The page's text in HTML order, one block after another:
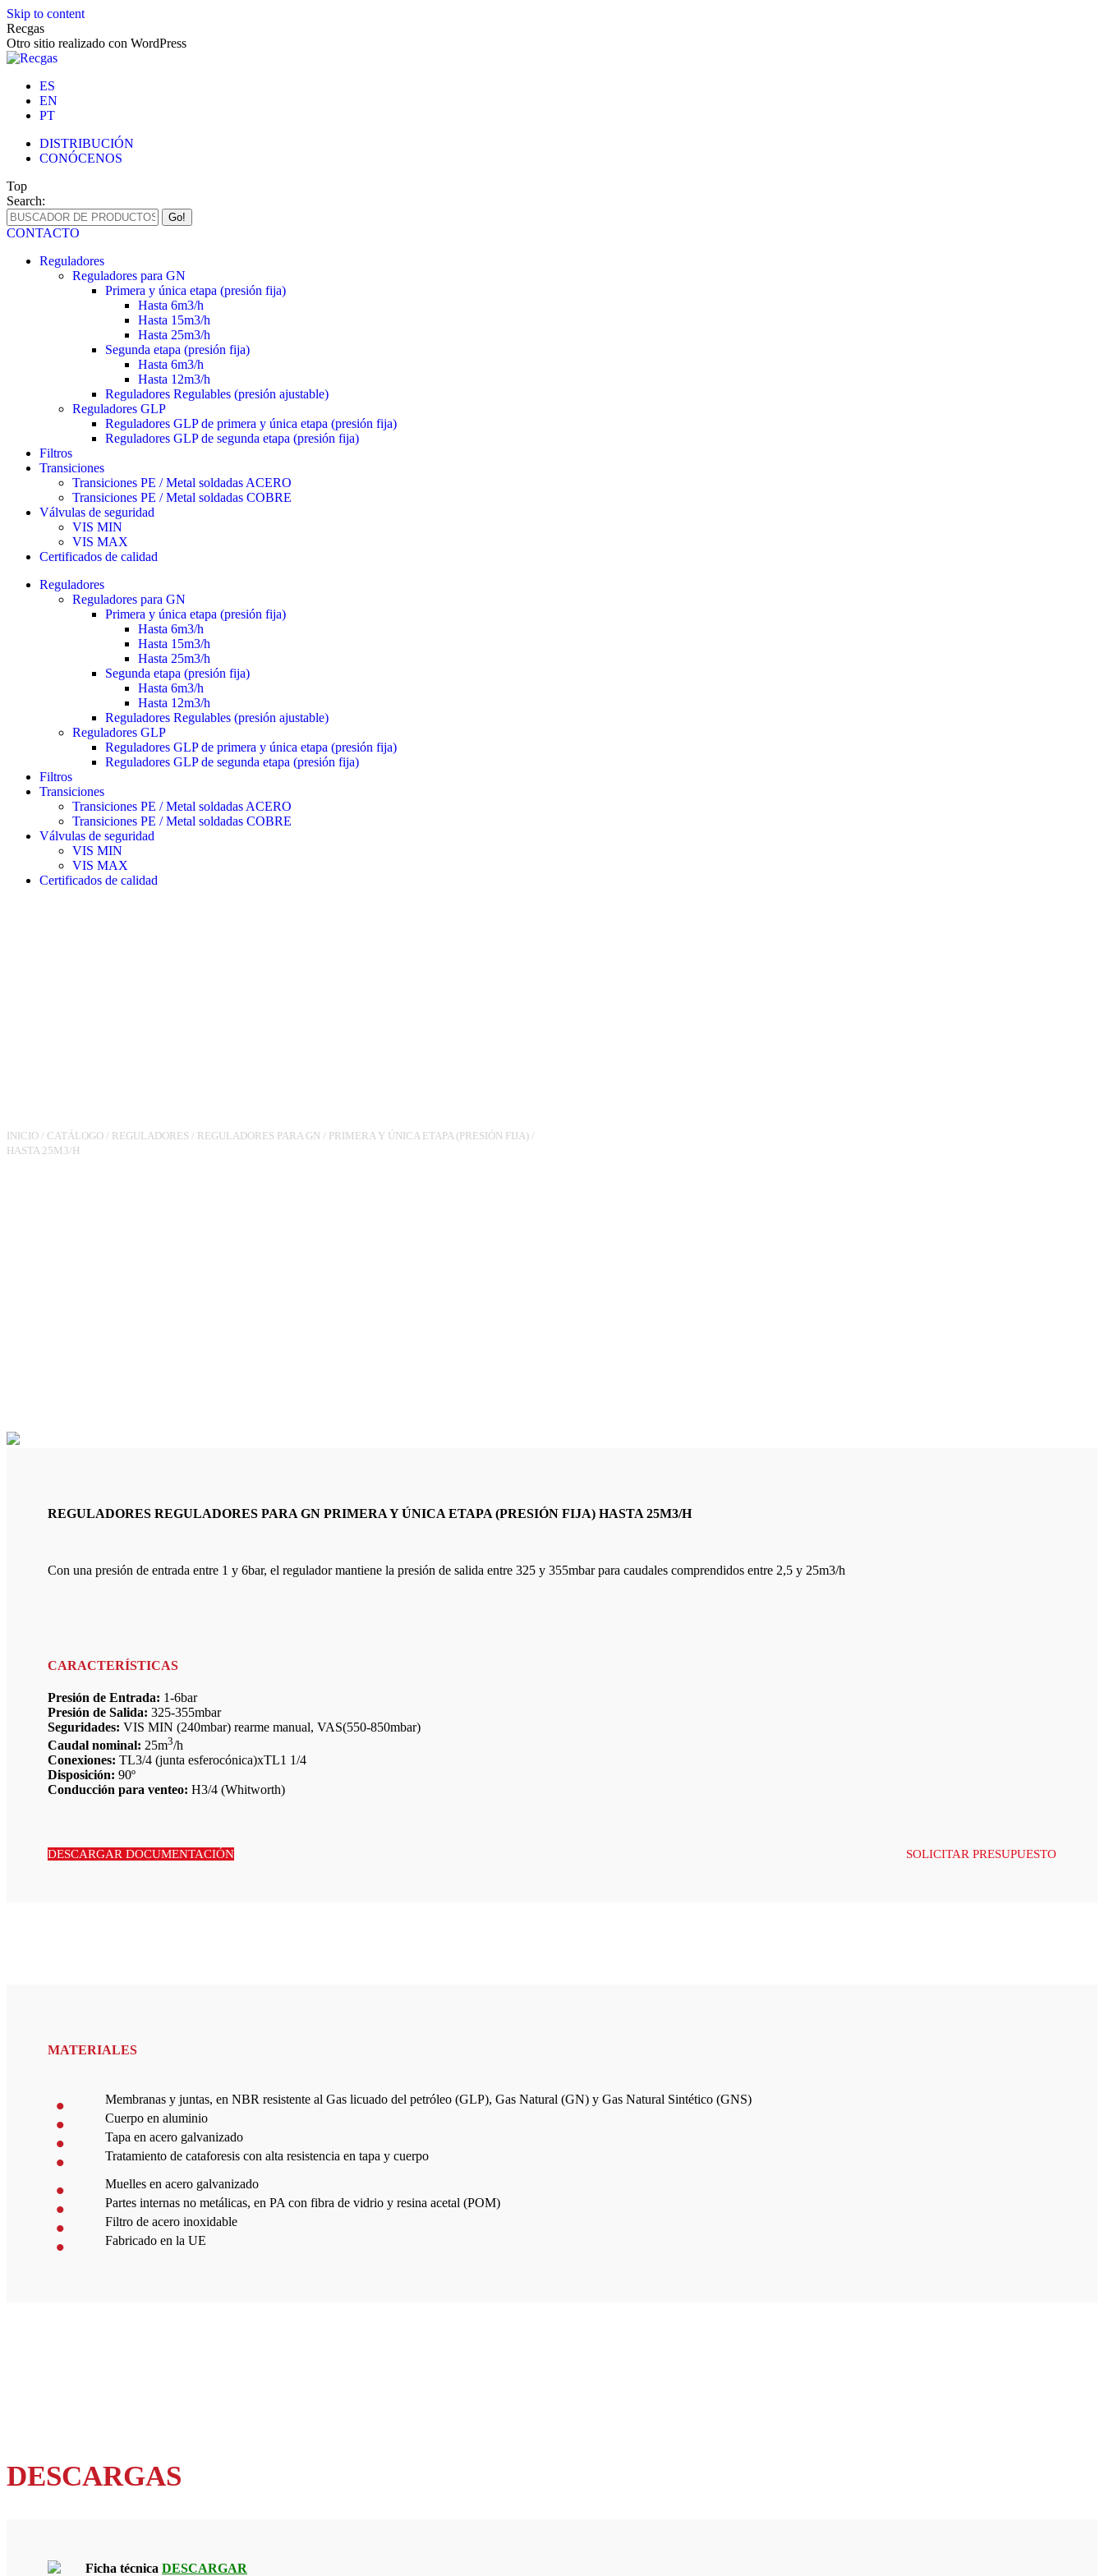
Skip to content
Recgas
Otro sitio realizado con WordPress
ES
EN
PT
DISTRIBUCIÓN
CONÓCENOS
Top
Search:
CONTACTO
Reguladores
Reguladores para GN
Primera y única etapa (presión fija)
Hasta 6m3/h
Hasta 15m3/h
Hasta 25m3/h
Segunda etapa (presión fija)
Hasta 6m3/h
Hasta 12m3/h
Reguladores Regulables (presión ajustable)
Reguladores GLP
Reguladores GLP de primera y única etapa (presión fija)
Reguladores GLP de segunda etapa (presión fija)
Filtros
Transiciones
Transiciones PE / Metal soldadas ACERO
Transiciones PE / Metal soldadas COBRE
Válvulas de seguridad
VIS MIN
VIS MAX
Certificados de calidad
Reguladores
Reguladores para GN
Primera y única etapa (presión fija)
Hasta 6m3/h
Hasta 15m3/h
Hasta 25m3/h
Segunda etapa (presión fija)
Hasta 6m3/h
Hasta 12m3/h
Reguladores Regulables (presión ajustable)
Reguladores GLP
Reguladores GLP de primera y única etapa (presión fija)
Reguladores GLP de segunda etapa (presión fija)
Filtros
Transiciones
Transiciones PE / Metal soldadas ACERO
Transiciones PE / Metal soldadas COBRE
Válvulas de seguridad
VIS MIN
VIS MAX
Certificados de calidad
INICIO / CATÁLOGO / REGULADORES / REGULADORES PARA GN / PRIMERA Y ÚNICA ETAPA (PRESIÓN FIJA) /
HASTA 25M3/H
REGULADORES REGULADORES PARA GN PRIMERA Y ÚNICA ETAPA (PRESIÓN FIJA) HASTA 25M3/H
Con una presión de entrada entre 1 y 6bar, el regulador mantiene la presión de salida entre 325 y 355mbar para caudales comprendidos entre 2,5 y 25m3/h
CARACTERÍSTICAS
Presión de Entrada: 1-6bar
Presión de Salida: 325-355mbar
Seguridades: VIS MIN (240mbar) rearme manual, VAS(550-850mbar)
Caudal nominal: 25m3/h
Conexiones: TL3/4 (junta esferocónica)xTL1 1/4
Disposición: 90º
Conducción para venteo: H3/4 (Whitworth)
DESCARGAR DOCUMENTACIÓN SOLICITAR PRESUPUESTO
MATERIALES
Membranas y juntas, en NBR resistente al Gas licuado del petróleo (GLP), Gas Natural (GN) y Gas Natural Sintético (GNS)
Cuerpo en aluminio
Tapa en acero galvanizado
Tratamiento de cataforesis con alta resistencia en tapa y cuerpo
Muelles en acero galvanizado
Partes internas no metálicas, en PA con fibra de vidrio y resina acetal (POM)
Filtro de acero inoxidable
Fabricado en la UE
DESCARGAS
Ficha técnica DESCARGAR